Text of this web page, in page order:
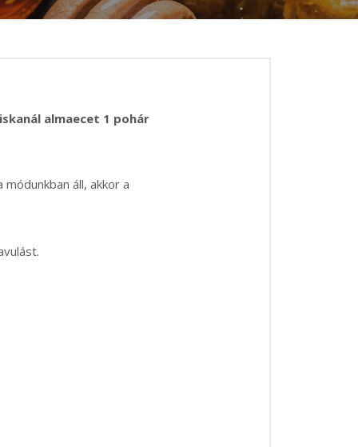
almaecet 1 pohár
áll, akkor a